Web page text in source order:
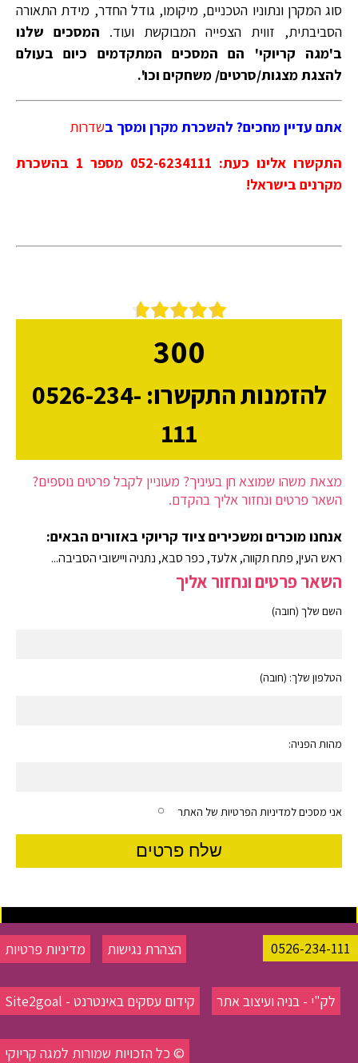
סוג המקרן ונתוניו הטכניים, מיקומו, גודל החדר, מידת התאורה
הסביבתית, זווית הצפייה המבוקשת ועוד. המסכים שלנו
ב'מגה קריוקי' הם המסכים המתקדמים כיום בעולם
להצגת מצגות/סרטים/ משחקים וכו'.
אתם עדיין מחכים? להשכרת מקרן ומסך בשדרות
התקשרו אלינו כעת: 052-6234111 מספר 1 בהשכרת
מקרנים בישראל!
300
להזמנות התקשרו: 0526-234-
111
מצאת משהו שמוצא חן בעיניך? מעוניין לקבל פרטים נוספים?
השאר פרטים ונחזור אליך בהקדם.
אנחנו מוכרים ומשכירים ציוד קריוקי באזורים הבאים:
ראש העין, פתח תקווה, אלעד, כפר סבא, נתניה ויישובי הסביבה...
השאר פרטים ונחזור אליך
השם שלך (חובה)
הטלפון שלך: (חובה)
מהות הפניה:
אני מסכים למדיניות הפרטיות של האתר
0526-234-111 מדיניות פרטיות הצהרת נגישות
קידום עסקים באינטרנט - Site2goal לק"י - בניה ועיצוב אתר
© כל הזכויות שמורות למגה קריוקי